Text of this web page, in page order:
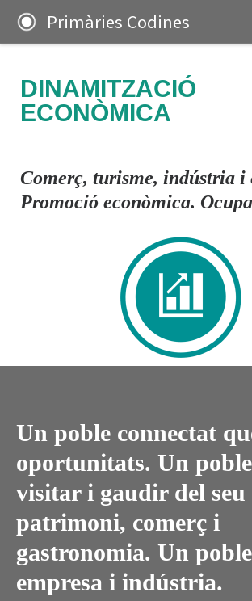
Skip to content
Primàries Codines
DINAMITZACIÓ
ECONÒMICA
Comerç, turisme, indústria i
Promoció econòmica.
Un poble connectat
oportunitats. Un
visitar i gaudir del
patrimoni, comerç i
gastronomia. Un
empresa i indústria.